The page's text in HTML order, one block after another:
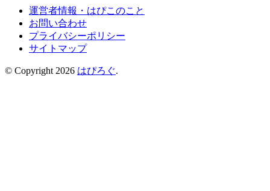
運営者情報・はぴこのこと
お問い合わせ
プライバシーポリシー
サイトマップ
© Copyright 2026 はぴろぐ.